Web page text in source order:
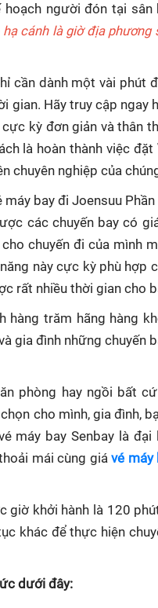
người đón tại sân
cánh là giờ địa phương
cần dành một vài phút
gian. Hãy truy cập ngay
kỳ đơn giản và thân
là hoàn thành việc đặt
chuyên nghiệp của
bay đi Joensuu
các chuyến bay có
chuyến đi của mình
này cực kỳ phù hợp
rất nhiều thời gian cho
hàng trăm hãng hàng
gia đình những chuyến
phòng hay ngồi bất
cho mình, gia đình,
máy bay Senbay là đại
mái cùng giávé máy
giờ khởi hành là 120
khác để thực hiện
dưới đây: